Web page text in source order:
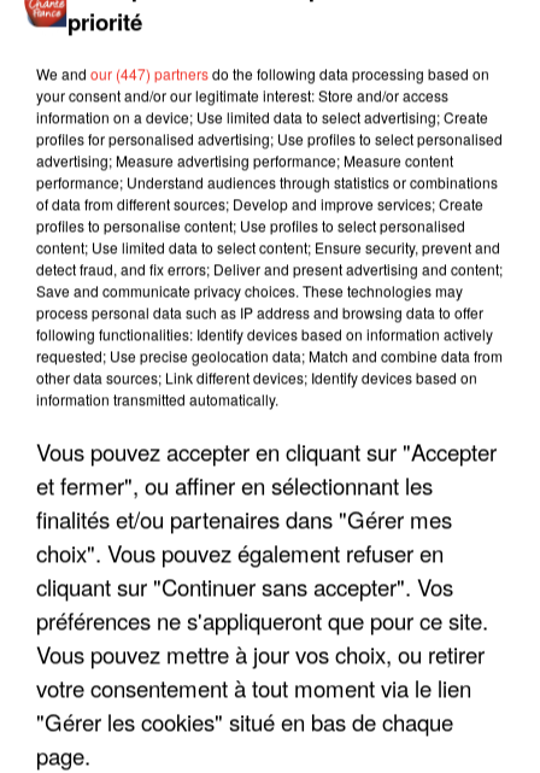
LES INTERVIEWS CHANTE
FRANCE
Voir plus
"JE SUIS À DISPOSITION DES
ENFOIRÉS"
"ON A TOUS LE TRAC"
priorité
We and our (447) partnersdo the following data processing based on
your consent and/or our legitimate interest: Store and/or access
information on a device; Use limited data to select advertising; Create
profiles for personalised advertising; Use profiles to select personalised
advertising; Measure advertising performance; Measure content
performance; Understand audiences through statistics or combinations
of data from different sources; Develop and improve services; Create
profiles to personalise content; Use profiles to select personalised
content; Use limited data to select content; Ensure security, prevent and
detect fraud, and fix errors; Deliver and present advertising and content;
Save and communicate privacy choices. These technologies may
process personal data such as IP address and browsing data to offer
following functionalities: Identify devices based on information actively
requested; Use precise geolocation data; Match and combine data from
other data sources; Link different devices; Identify devices based on
information transmitted automatically.
Vous pouvez accepter en cliquant sur "Accepter
et fermer", ou affiner en sélectionnant les
finalités et/ou partenaires dans "Gérer mes
choix". Vous pouvez également refuser en
cliquant sur "Continuer sans accepter". Vos
préférences ne s'appliqueront que pour ce site.
Vous pouvez mettre à jour vos choix, ou retirer
votre consentement à tout moment via le lien
"Gérer les cookies" situé en bas de chaque
page.